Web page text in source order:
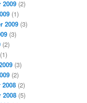
2009 (2)
(1)
2009 (3)
(3)
(2)
(1)
(3)
(2)
2008 (2)
2008 (5)